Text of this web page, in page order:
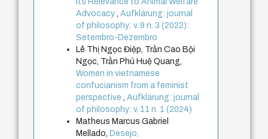
Advocacy,Aufklärung: journal
of philosophy: v. 9 n. 3 (2022):
Setembro-Dezembro
Lê Thị Ngọc Điệp, Trần Cao Bội
Ngọc, Trần Phú Huệ Quang,
Women in vietnamese
confucianism from a feminist
perspective,Aufklärung: journal
of philosophy: v. 11 n. 1 (2024)
Matheus Marcus Gabriel
Mellado, Desejo,